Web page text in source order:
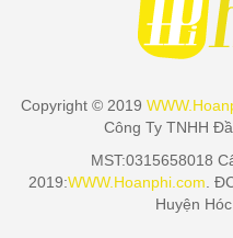
Copyright © 2019
Công Ty TNHH
MST:0315658018
2019:WWW.Hoanphi.com.
Huyện